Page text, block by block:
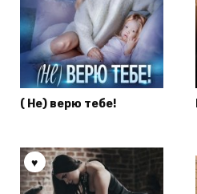
( Не) верю тебе!